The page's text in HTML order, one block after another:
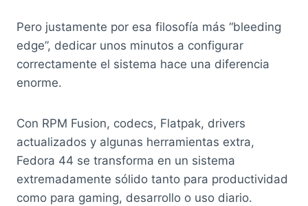
Pero justamente por esa filosofía más “bleeding
edge”, dedicar unos minutos a configurar
correctamente el sistema hace una diferencia
enorme.
Con RPM Fusion, codecs, Flatpak, drivers
actualizados y algunas herramientas extra,
Fedora 44 se transforma en un sistema
extremadamente sólido tanto para productividad
como para gaming, desarrollo o uso diario.